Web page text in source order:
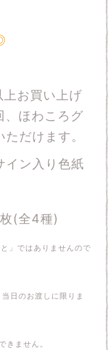
お買い上げ
、ほわころグ
だけます。
イン入り色紙
(全4種)
」ではありませんので
日のお渡しに限りま
きません。